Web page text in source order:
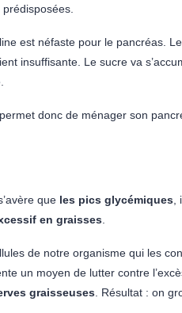
est néfaste pour le pancréas. Le
insuffisante. Le sucre va
donc de ménager son
que les pics glycémiques
en graisses
de notre organisme qui les
un moyen de lutter contre
graisseuses . Résultat : on